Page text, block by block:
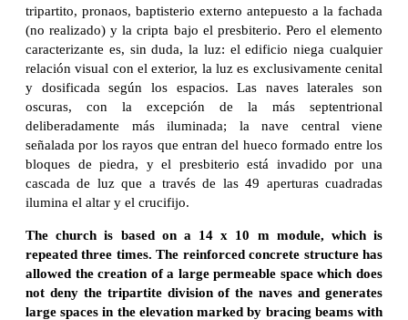
tripartito, pronaos, baptisterio externo antepuesto a la fachada
(no realizado) y la cripta bajo el presbiterio. Pero el elemento
caracterizante es, sin duda, la luz: el edificio niega cualquier
relación visual con el exterior, la luz es exclusivamente cenital
y dosificada según los espacios. Las naves laterales son
oscuras, con la excepción de la más septentrional
deliberadamente más iluminada; la nave central viene
señalada por los rayos que entran del hueco formado entre los
bloques de piedra, y el presbiterio está invadido por una
cascada de luz que a través de las 49 aperturas cuadradas
ilumina el altar y el crucifijo.
The church is based on a 14 x 10 m module, which is
repeated three times. The reinforced concrete structure has
allowed the creation of a large permeable space which does
not deny the tripartite division of the naves and generates
large spaces in the elevation marked by bracing beams with